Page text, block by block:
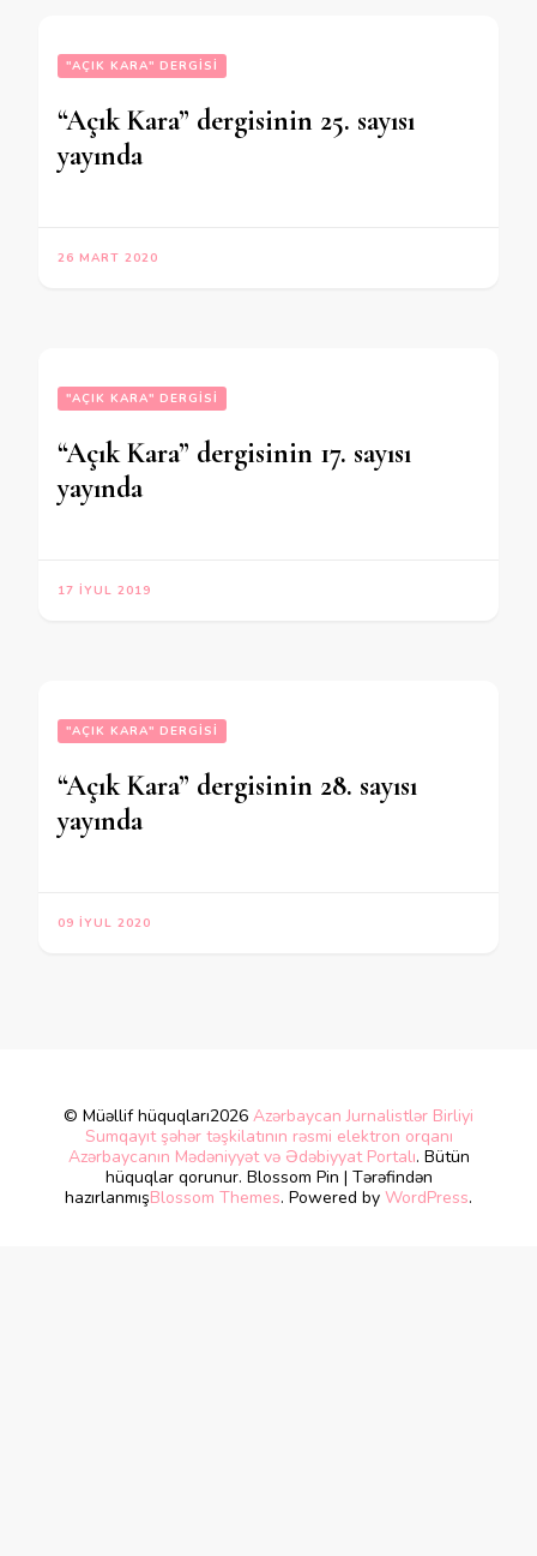
"AÇIK KARA" DERGISI
“Açık Kara” dergisinin 25. sayısı
yayında
26 MART 2020
"AÇIK KARA" DERGISI
“Açık Kara” dergisinin 17. sayısı
yayında
17 İYUL 2019
"AÇIK KARA" DERGISI
“Açık Kara” dergisinin 28. sayısı
yayında
09 İYUL 2020
© Müəllif hüquqları2026 Azərbaycan Jurnalistlər Birliyi
Sumqayıt şəhər təşkilatının rəsmi elektron orqanı
Azərbaycanın Mədəniyyət və Ədəbiyyat Portalı. Bütün
hüquqlar qorunur. Blossom Pin | Tərəfindən
hazırlanmışBlossom Themes. Powered by WordPress.